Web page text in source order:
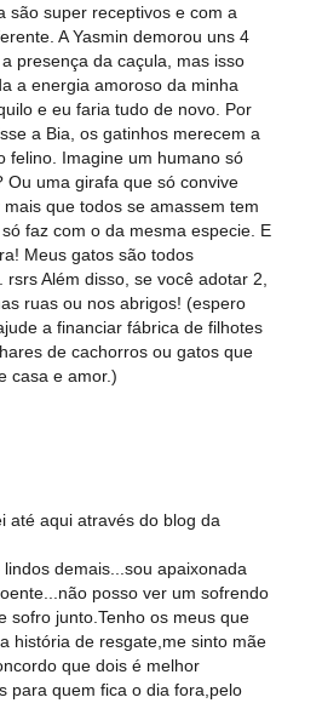
são super receptivos e com a
A Yasmin demorou uns 4
presença da caçula, mas isso
a energia amoroso da minha
e eu faria tudo de novo. Por
a Bia, os gatinhos merecem a
felino. Imagine um humano só
Ou uma girafa que só convive
que todos se amassem tem
faz com o da mesma especie. E
Meus gatos são todos
Além disso, se você adotar 2,
ruas ou nos abrigos! (espero
a financiar fábrica de filhotes
de cachorros ou gatos que
casa e amor.)
até aqui através do blog da
demais...sou apaixonada
posso ver um sofrendo
sofro junto.Tenho os meus que
história de resgate,me sinto mãe
que dois é melhor
para quem fica o dia fora,pelo